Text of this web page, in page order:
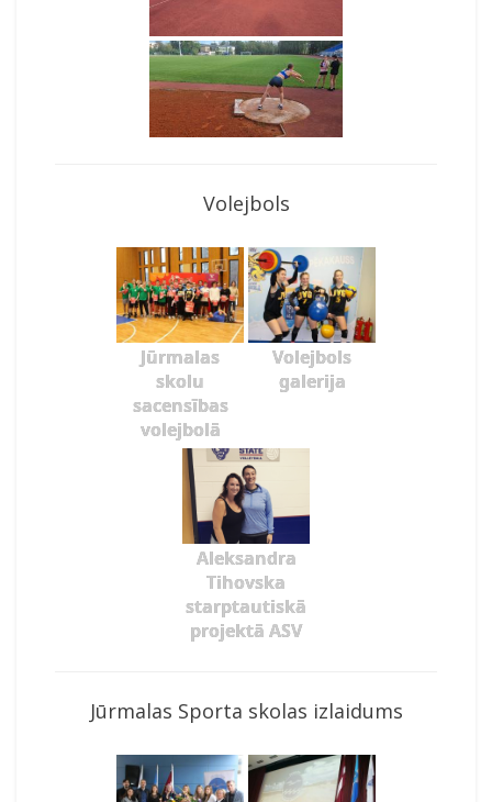
Volejbols
Jūrmalas
skolu
sacensības
volejbolā
Volejbols
galerija
Aleksandra
Tihovska
starptautiskā
projektā ASV
Jūrmalas Sporta skolas izlaidums